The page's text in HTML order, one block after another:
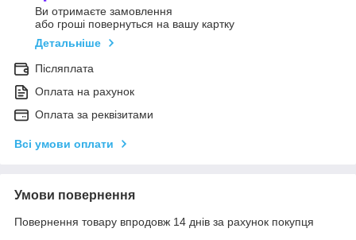
Ви отримаєте замовлення
або гроші повернуться на вашу картку
Детальніше
Післяплата
Оплата на рахунок
Оплата за реквізитами
Всі умови оплати
Умови повернення
Повернення товару впродовж 14 днів за рахунок покупця